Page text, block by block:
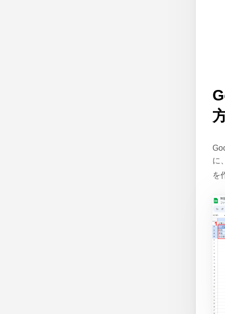
に
を